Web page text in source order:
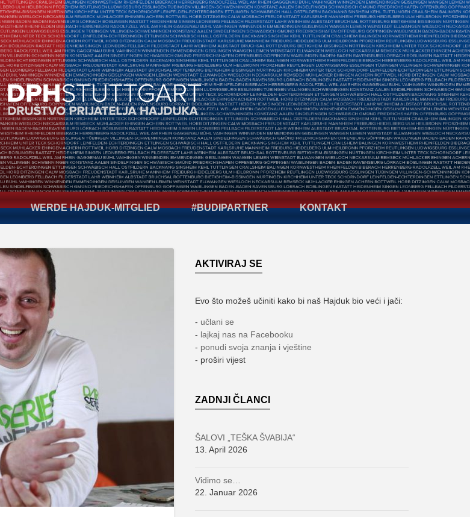
WERDE HAJDUK-MITGLIED #BUDIPARTNER KONTAKT
AKTIVIRAJ SE
Evo što možeš učiniti kako bi naš Hajduk bio veći i jači:
- učlani se
- lajkaj nas na Facebooku
- ponudi svoja znanja i vještine
- proširi vijest
ZADNJI ČLANCI
ŠALOVI „TEŠKA ŠVABIJA“
13. April 2026
Vidimo se…
22. Januar 2026